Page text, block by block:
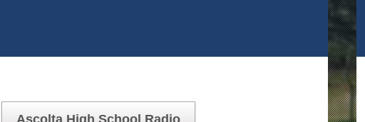
Ascolta High School Radio